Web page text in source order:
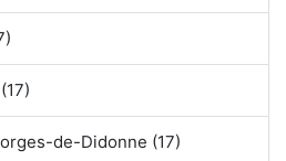
de-Didonne (17)